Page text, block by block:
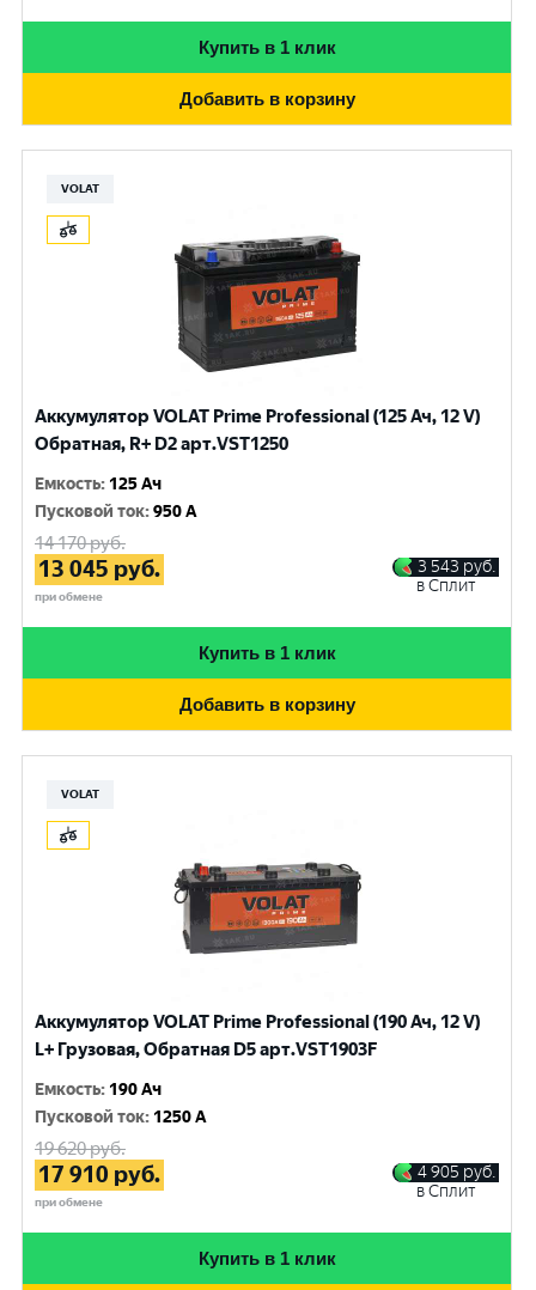
Купить в 1 клик
Добавить в корзину
VOLAT
Аккумулятор VOLAT Prime Professional (125 Ач, 12 V)
Обратная, R+ D2 арт.VST1250
Емкость: 125 Ач
Пусковой ток:950 A
14 170руб.
13 045 руб.
при обмене
3 543 руб.
в Сплит
Купить в 1 клик
Добавить в корзину
VOLAT
Аккумулятор VOLAT Prime Professional (190 Ач, 12 V)
L+ Грузовая, Обратная D5 арт.VST1903F
Емкость: 190 Ач
Пусковой ток: 1250 A
19 620руб.
17 910 руб.
при обмене
4 905 руб.
в Сплит
Купить в 1 клик